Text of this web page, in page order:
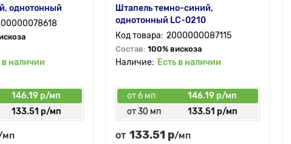
однотонный
в наличии
146.19 р/мп
133.51 р/мп
Штапель темно-синий,
однотонный LC-0210
2000000087115
Состав: 100% вискоза
Есть в наличии
от 6 мп
146.19 р/мп
от 30 мп
133.51 р/мп
от 133.51 р/мп